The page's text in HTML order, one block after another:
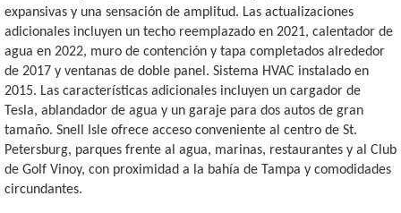
expansivas y una sensación de amplitud. Las actualizaciones
adicionales incluyen un techo reemplazado en 2021, calentador de
agua en 2022, muro de contención y tapa completados alrededor
de 2017 y ventanas de doble panel. Sistema HVAC instalado en
2015. Las características adicionales incluyen un cargador de
Tesla, ablandador de agua y un garaje para dos autos de gran
tamaño. Snell Isle ofrece acceso conveniente al centro de St.
Petersburg, parques frente al agua, marinas, restaurantes y al Club
de Golf Vinoy, con proximidad a la bahía de Tampa y comodidades
circundantes.